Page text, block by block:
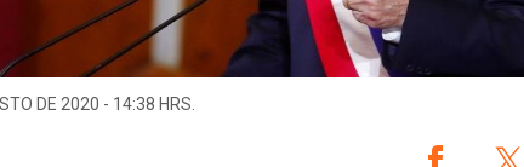
DE 2020 - 14:38 HRS.